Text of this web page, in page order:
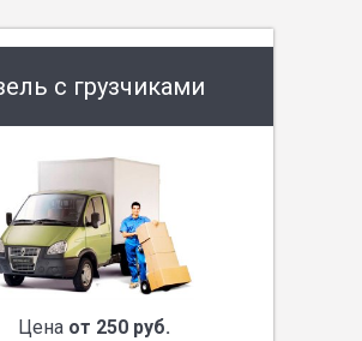
с грузчиками
Цена от 250 руб.